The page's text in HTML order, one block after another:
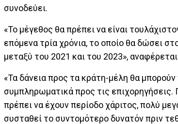
συνοδεύει.
«Το μέγεθος θα πρέπει να είναι
επόμενα τρία χρόνια, το οποίο θα δώσει
μεταξύ του 2021 και του 2023»,
«Τα δάνεια προς τα κράτη-μέλη θα
συμπληρωματικά προς τις επιχορηγήσεις.
πρέπει να έχουν περίοδο χάριτος, πολύ
συσταθεί το συντομότερο δυνατόν πριν